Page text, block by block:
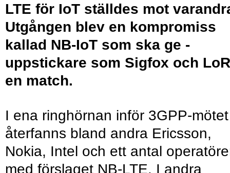
LTE för IoT ställdes mot
Utgången blev en kompromiss
kallad NB-IoT som ska ge ­
uppstickare som Sigfox och
en match.
I ena ringhörnan inför 3GPP-mötet
återfanns bland andra Ericsson,
Nokia, Intel och ett antal
med förslaget NB-LTE. I andra